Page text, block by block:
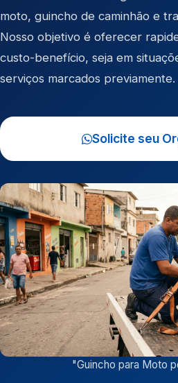
moto, guincho de caminhão e
Nosso objetivo é oferecer
custo-benefício, seja em
serviços marcados previamente.
Solicite seu
"Guincho para Moto